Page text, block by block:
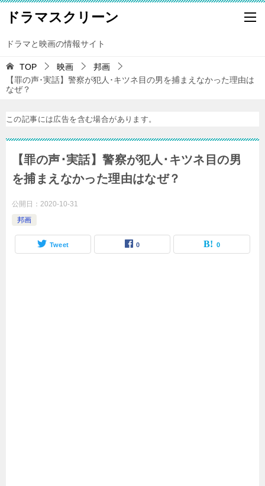
ドラマスクリーン
ドラマと映画の情報サイト
TOP 映画
邦画
【罪の声･実話】警察が犯人･キツネ目の男を捕まえなかった理由は
なぜ？
この記事には広告を含む場合があります。
【罪の声･実話】警察が犯人･キツネ目の男
を捕まえなかった理由はなぜ？
公開日： 2020-10-31
邦画
Tweet 0 0